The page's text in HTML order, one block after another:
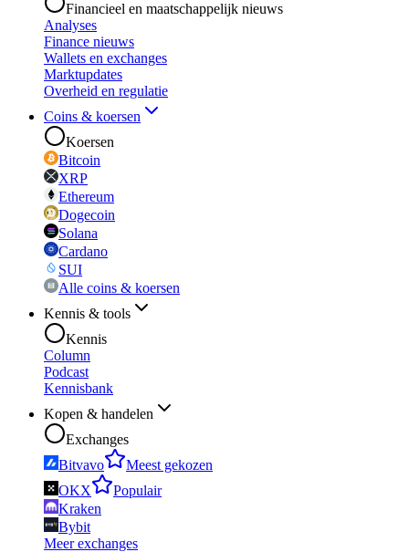
Financieel en maatschappelijk nieuws
Analyses
Finance nieuws
Wallets en exchanges
Marktupdates
Overheid en regulatie
Coins & koersen
Koersen
Bitcoin
XRP
Ethereum
Dogecoin
Solana
Cardano
SUI
Alle coins & koersen
Kennis & tools
Kennis
Column
Podcast
Kennisbank
Kopen & handelen
Exchanges
Bitvavo
Meest gekozen
OKX
Populair
Kraken
Bybit
Meer exchanges